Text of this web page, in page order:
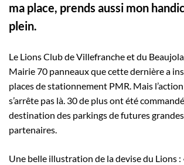
ma place, prends aussi mon
plein.
Le Lions Club de Villefranche et du
Mairie 70 panneaux que cette dernière a
places de stationnement PMR. Mais
s’arrête pas là. 30 de plus ont été
destination des parkings de futures
partenaires.
Une belle illustration de la devise du Lions :